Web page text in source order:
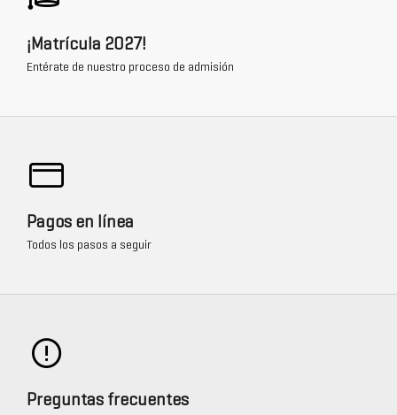
¡Matrícula 2027!
Entérate de nuestro proceso de admisión
Pagos en línea
Todos los pasos a seguir
Preguntas frecuentes